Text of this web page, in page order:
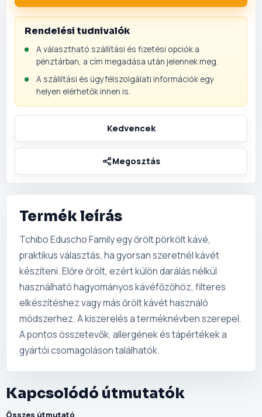
Rendelési tudnivalók
A választható szállítási és fizetési opciók a
pénztárban, a cím megadása után jelennek meg.
A szállítási és ügyfélszolgálati információk egy
helyen elérhetők innen is.
Termék leírás
Tchibo Eduscho Family egy őrölt pörkölt kávé,
praktikus választás, ha gyorsan szeretnél kávét
készíteni. Előre őrölt, ezért külön darálás nélkül
használható hagyományos kávéfőzőhöz, filteres
elkészítéshez vagy más őrölt kávét használó
módszerhez. A kiszerelés a terméknévben szerepel.
A pontos összetevők, allergének és tápértékek a
gyártói csomagoláson találhatók.
Kapcsolódó útmutatók
Összes útmutató